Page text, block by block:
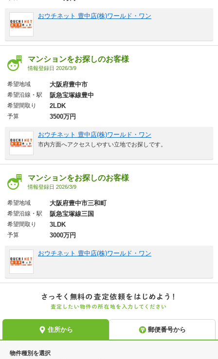
おウチネット 豊中店(株)ワールド・ワン
マンションをお探しのお客様
情報登録日 2026/3/9
希望地域 大阪府豊中市
希望沿線・駅 阪急宝塚線豊中
希望間取り 2LDK
予算 3500万円
おウチネット 豊中店(株)ワールド・ワン
市内方面へアクセスしやすい立地でお探しです。
マンションをお探しのお客様
情報登録日 2026/3/9
希望地域 大阪府豊中市三和町
希望沿線・駅 阪急宝塚線三国
希望間取り 3LDK
予算 3000万円
おウチネット 豊中店(株)ワールド・ワン
物件種別を選択